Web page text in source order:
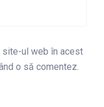
site-ul web în acest
o să comentez.